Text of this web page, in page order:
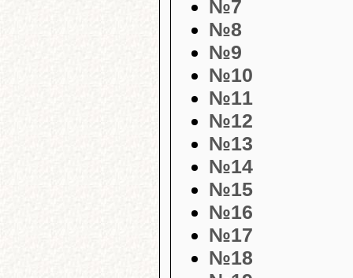
№7
№8
№9
№10
№11
№12
№13
№14
№15
№16
№17
№18